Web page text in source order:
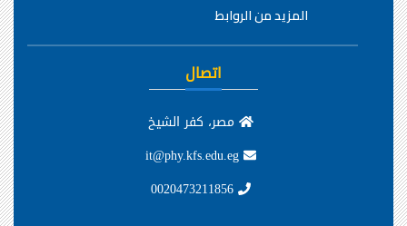
المزيد من الروابط
اتصال
مصر، كفر الشيخ